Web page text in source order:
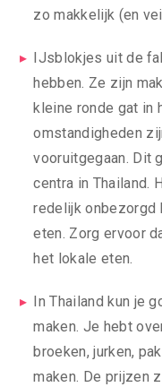
zo makkelijk (en
IJsblokjes uit de
hebben. Ze zijn
kleine ronde gat in
omstandigheden
vooruitgegaan. Dit
centra in Thailand.
redelijk onbezorgd
eten. Zorg ervoor
het lokale eten.
In Thailand kun je
maken. Je hebt
broeken, jurken,
maken. De prijzen